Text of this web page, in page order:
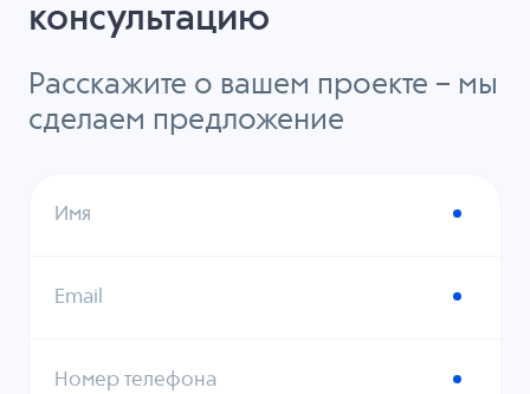
консультацию
Расскажите о вашем проекте – мы
сделаем предложение
Имя
Email
Номер телефона